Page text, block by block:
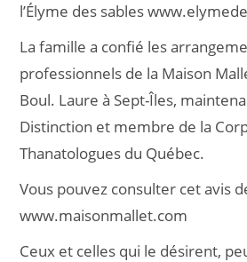
l’Élyme des sables
La famille a confié les
professionnels de la Maison
Boul. Laure à Sept-Îles,
Distinction et membre de la
Thanatologues du Québec.
Vous pouvez consulter cet avis
www.maisonmallet.com
Ceux et celles qui le désirent,